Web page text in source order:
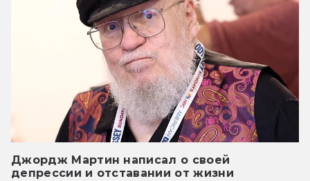
Джордж Мартин написал о своей
депрессии и отставании от жизни